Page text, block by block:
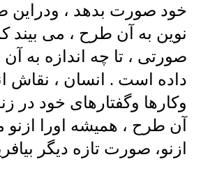
خود صورت بدهد ، ودراین
نوین به آن طرح ، می بیند
صورتی ، تا چه اندازه به آن
داده است . انسان ، نقاش
وکارها وگفتارهای خود در
آن طرح ، همیشه اورا ازنو
ازنو، صورت تازه دیگر